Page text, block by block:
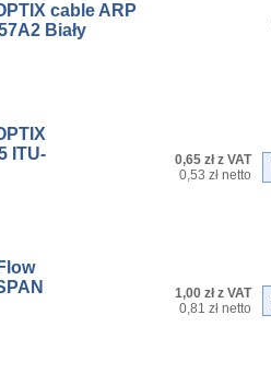
cable ARP
Biały
ITU-
0,65 zł z VAT
0,53 zł netto
1,00 zł z VAT
0,81 zł netto